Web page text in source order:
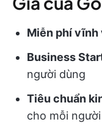
Miễn phí vĩnh
Business
người dùng
Tiêu chuẩn
cho mỗi